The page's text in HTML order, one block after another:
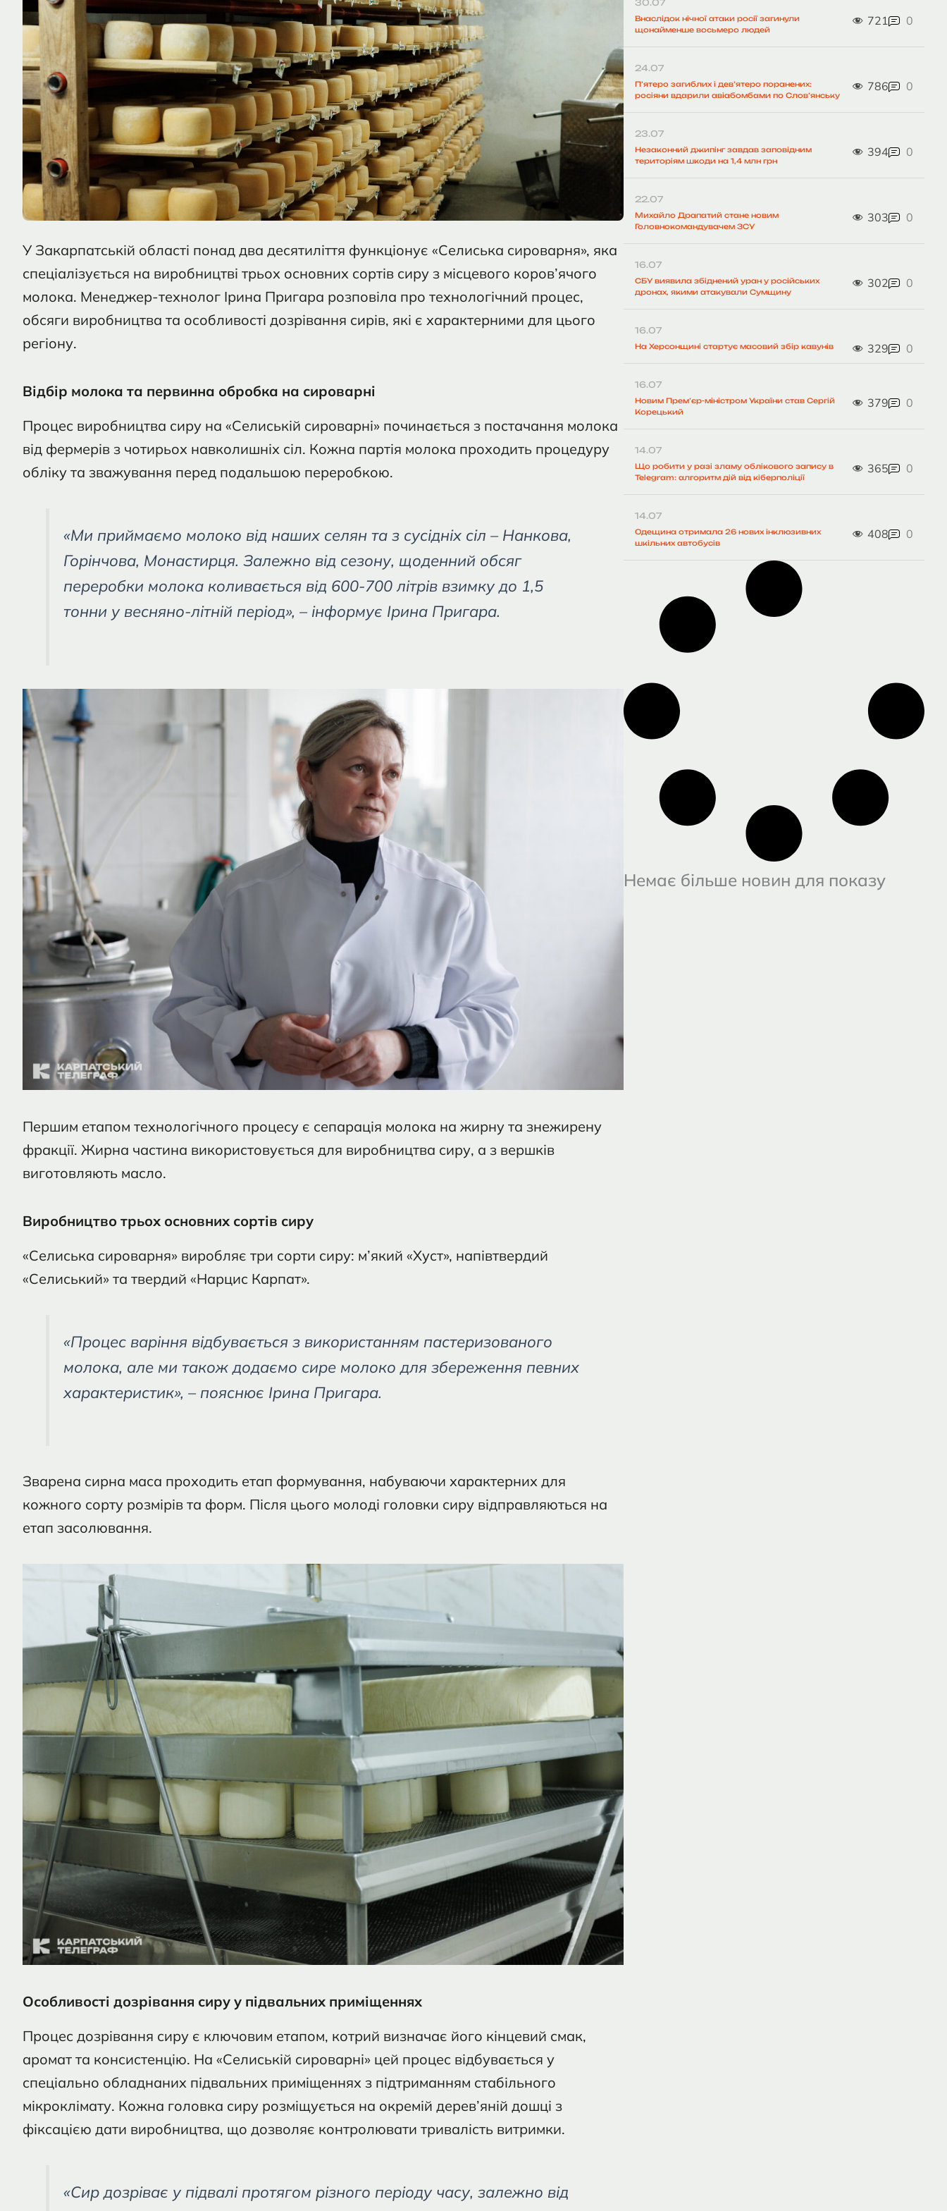
У Закарпатській області понад два десятиліття функціонує «Селиська сироварня», яка
спеціалізується на виробництві трьох основних сортів сиру з місцевого коров’ячого
молока. Менеджер-технолог Ірина Пригара розповіла про технологічний процес,
обсяги виробництва та особливості дозрівання сирів, які є характерними для цього
регіону.
Відбір молока та первинна обробка на сироварні
Процес виробництва сиру на «Селиській сироварні» починається з постачання молока
від фермерів з чотирьох навколишніх сіл. Кожна партія молока проходить процедуру
обліку та зважування перед подальшою переробкою.
«Ми приймаємо молоко від наших селян та з сусідніх сіл – Нанкова,
Горінчова, Монастирця. Залежно від сезону, щоденний обсяг
переробки молока коливається від 600-700 літрів взимку до 1,5
тонни у весняно-літній період», – інформує Ірина Пригара.
Першим етапом технологічного процесу є сепарація молока на жирну та знежирену
фракції. Жирна частина використовується для виробництва сиру, а з вершків
виготовляють масло.
Виробництво трьох основних сортів сиру
«Селиська сироварня» виробляє три сорти сиру: м’який «Хуст», напівтвердий
«Селиський» та твердий «Нарцис Карпат».
«Процес варіння відбувається з використанням пастеризованого
молока, але ми також додаємо сире молоко для збереження певних
характеристик», – пояснює Ірина Пригара.
Зварена сирна маса проходить етап формування, набуваючи характерних для
кожного сорту розмірів та форм. Після цього молоді головки сиру відправляються на
етап засолювання.
Особливості дозрівання сиру у підвальних приміщеннях
Процес дозрівання сиру є ключовим етапом, котрий визначає його кінцевий смак,
аромат та консистенцію. На «Селиській сироварні» цей процес відбувається у
спеціально обладнаних підвальних приміщеннях з підтриманням стабільного
мікроклімату. Кожна головка сиру розміщується на окремій дерев’яній дошці з
фіксацією дати виробництва, що дозволяє контролювати тривалість витримки.
«Сир дозріває у підвалі протягом різного періоду часу, залежно від
Внаслідок нічної атаки росії загинули
щонайменше восьмеро людей
30.07
721 0
П’ятеро загиблих і дев’ятеро поранених:
росіяни вдарили авіабомбами по Слов’янську
24.07
786 0
Незаконний джипінг завдав заповідним
територіям шкоди на 1,4 млн грн
23.07
394 0
Михайло Драпатий стане новим
Головнокомандувачем ЗСУ
22.07
303 0
СБУ виявила збіднений уран у російських
дронах, якими атакували Сумщину
16.07
302 0
На Херсонщині стартує масовий збір кавунів
16.07
329 0
Новим Прем’єр-міністром України став Сергій
Корецький
16.07
379 0
Що робити у разі зламу облікового запису в
Telegram: алгоритм дій від кіберполіції
14.07
365 0
Одещина отримала 26 нових інклюзивних
шкільних автобусів
14.07
408 0
Немає більше новин для показу